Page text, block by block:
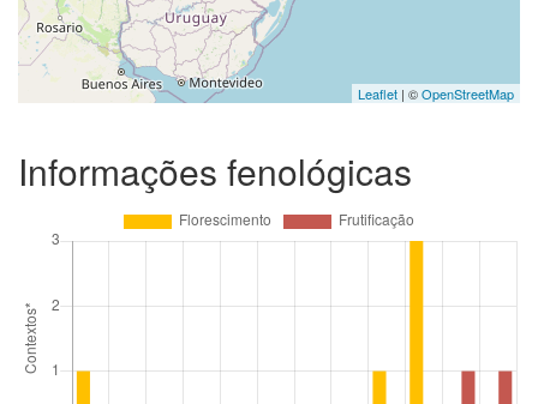
Leaflet | ©OpenStreetMap
Informações fenológicas